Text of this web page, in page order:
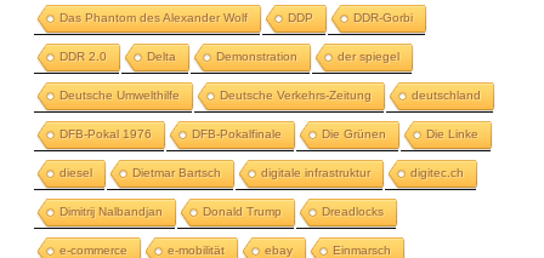
Das Phantom des Alexander Wolf DDP DDR-Gorbi
DDR 2.0 Delta Demonstration der spiegel
Deutsche Umwelthilfe Deutsche Verkehrs-Zeitung deutschland
DFB-Pokal 1976 DFB-Pokalfinale Die Grünen Die Linke
diesel Dietmar Bartsch digitale infrastruktur digitec.ch
Dimitrij Nalbandjan Donald Trump Dreadlocks
e-commerce e-mobilität ebay Einmarsch